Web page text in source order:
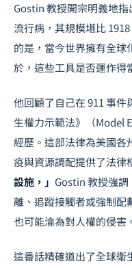
Gostin 教授開宗明義地指
流行病，其規模堪比
的是，當今世界擁有全
於，這些工具是否運作得
他回顧了自己在 911 事
生權力示範法》（Model
經歷。這部法律為美國各
疫與資源調配提供了法律
設施，」 Gostin 教授強
離、追蹤接觸者或強制配
也可能淪為對人權的侵害
這番話精確道出了全球衛